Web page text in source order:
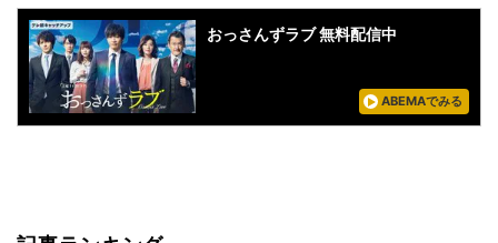
おっさんずラブ 無料配信中
ABEMAでみる